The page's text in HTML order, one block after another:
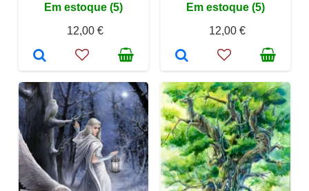
Em estoque (5)
12,00 €
Em estoque (5)
12,00 €